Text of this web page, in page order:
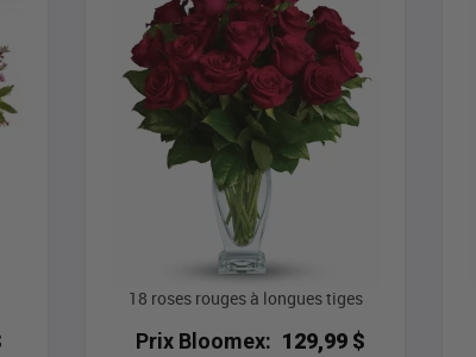
18 roses rouges à longues tiges
Prix Bloomex: 129,99 $